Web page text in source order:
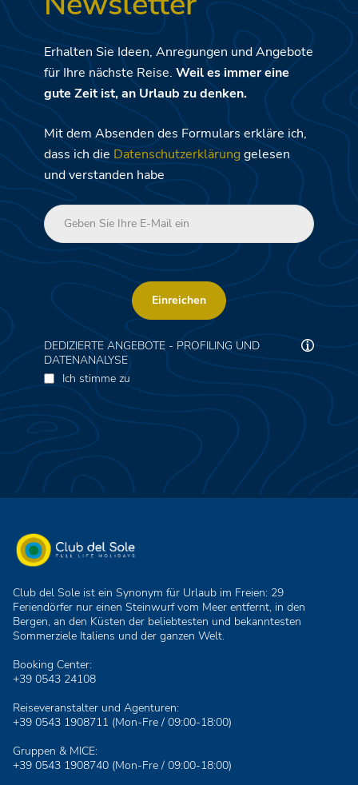
Erhalten Sie Ideen, Anregungen und Angebote
für Ihre nächste Reise. Weil es immer eine
gute Zeit ist, an Urlaub zu denken.
Mit dem Absenden des Formulars erkläre ich,
dass ich die Datenschutzerklärunggelesen
und verstanden habe
Einreichen
DEDIZIERTE ANGEBOTE - PROFILING UND
DATENANALYSE
Ich stimme zu
Club del Sole ist ein Synonym für Urlaub im Freien: 29
Feriendörfer nur einen Steinwurf vom Meer entfernt, in den
Bergen, an den Küsten der beliebtesten und bekanntesten
Sommerziele Italiens und der ganzen Welt.
Booking Center:
+39 0543 24108
Reiseveranstalter und Agenturen:
+39 0543 1908711 (Mon-Fre / 09:00-18:00)
Gruppen & MICE:
+39 0543 1908740 (Mon-Fre / 09:00-18:00)